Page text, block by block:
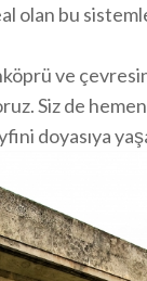
olan bu
ve
Siz de
doyasıya